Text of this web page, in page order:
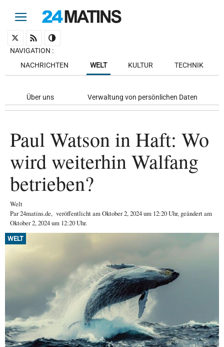
NAVIGATION :
NACHRICHTEN
WELT KULTUR TECHNIK
Über uns Verwaltung von persönlichen Daten
Paul Watson in Haft: Wo
wird weiterhin Walfang
betrieben?
Welt
Par24matins.de, veröffentlicht amOktober 2, 2024um 12:20 Uhr, geändert am
Oktober 2, 2024 um 12:20 Uhr.
WELT